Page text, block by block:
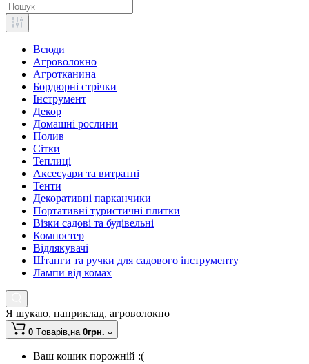
Всюди
Агроволокно
Агротканина
Бордюрні стрічки
Інструмент
Декор
Домашні рослини
Полив
Сітки
Теплиці
Аксесуари та витратні
Тенти
Декоративні парканчики
Портативні туристичні плитки
Візки садові та будівельні
Компостер
Відлякувачі
Штанги та ручки для садового інструменту
Лампи від комах
Я шукаю, наприклад, агроволокно
0 Tоварів,на 0грн.
Ваш кошик порожній :(